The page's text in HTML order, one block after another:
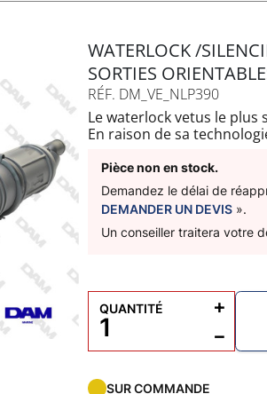
WATERLOCK /
SORTIES
RÉF. DM_VE_NLP390
Le waterlock vetus le plus
En raison de sa
chambres rotatives et
et rapide même dans les
Livré avec 2 sangles de
Capacité : 5L
A : 1050mm
Pièce non en stock.
Demandez le délai de
DEMANDER UN DEVIS ».
Un conseiller traitera votre
SUR COMMANDE
QUANTITÉ
−
+